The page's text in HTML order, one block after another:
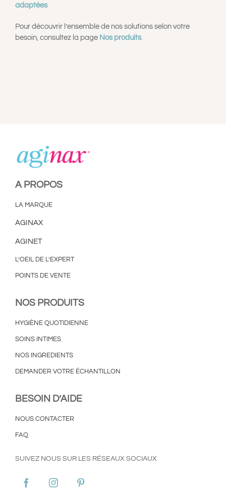
adaptées
Pour découvrir l’ensemble de nos solutions selon votre
besoin, consultez la page Nos produits.
A PROPOS
LA MARQUE
AGINAX
AGINET
L’OEIL DE L’EXPERT
POINTS DE VENTE
NOS PRODUITS
HYGIÈNE QUOTIDIENNE
SOINS INTIMES
NOS INGREDIENTS
DEMANDER VOTRE ÉCHANTILLON
BESOIN D’AIDE
NOUS CONTACTER
FAQ
SUIVEZ NOUS SUR LES RÉSEAUX SOCIAUX